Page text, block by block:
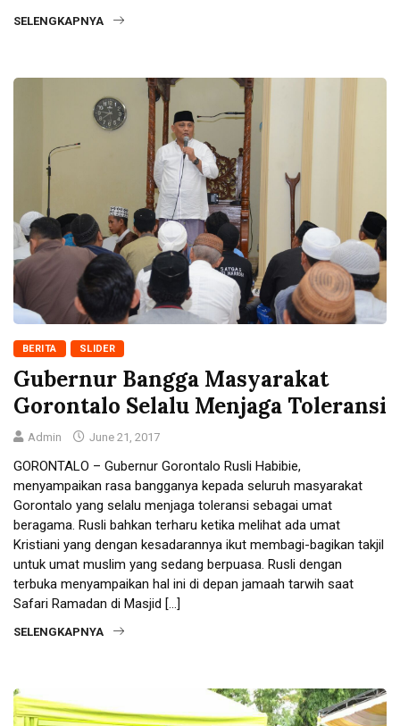
SELENGKAPNYA
BERITA SLIDER
Gubernur Bangga Masyarakat
Gorontalo Selalu Menjaga Toleransi
Admin June 21, 2017
GORONTALO – Gubernur Gorontalo Rusli Habibie,
menyampaikan rasa bangganya kepada seluruh masyarakat
Gorontalo yang selalu menjaga toleransi sebagai umat
beragama. Rusli bahkan terharu ketika melihat ada umat
Kristiani yang dengan kesadarannya ikut membagi-bagikan takjil
untuk umat muslim yang sedang berpuasa. Rusli dengan
terbuka menyampaikan hal ini di depan jamaah tarwih saat
Safari Ramadan di Masjid […]
SELENGKAPNYA